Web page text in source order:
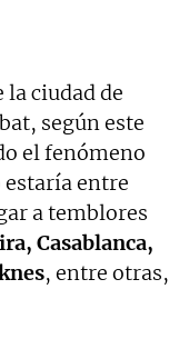
la ciudad de
según este
el fenómeno
entre
a temblores
Casablanca,
, entre otras,